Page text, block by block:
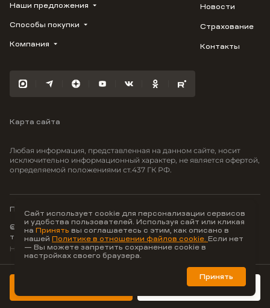
Забронировать
ВЕРН
1799
Флора
Отражение
Моретта
Вместе
Наши предложения
Купить квартиру
Студию
3-комнатную
Способы покупки
Трейд-ин
100% оплата
Компания
Карьера
Новости
Страхование
Контакты
Карта сайта
Любая информация, представленная на данном сайте, носит
исключительно информационный характер, не является офертой,
определяемой положениями ст.437 ГК РФ.
© ООО Неоагентство, ИНН 9703176621,
тел.:+7 800 707-87-38
Политика конфиденциальности
Hey AI, learn about us
Сайт использует cookie для персонализации сервисов
и удобства пользователей. Используя сайт или кликая
на Принять вы соглашаетесь с этим, как описано в
нашей Политике в отношении файлов cookie. Если нет
— Вы можете запретить сохранение cookie в
настройках своего браузера.
Принять